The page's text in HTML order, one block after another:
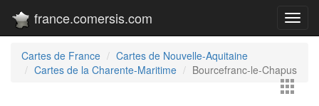
france.comersis.com
Cartes de France
Cartes de Nouvelle-Aquitaine
Cartes de la Charente-Maritime
Bourcefranc-le-Chapus